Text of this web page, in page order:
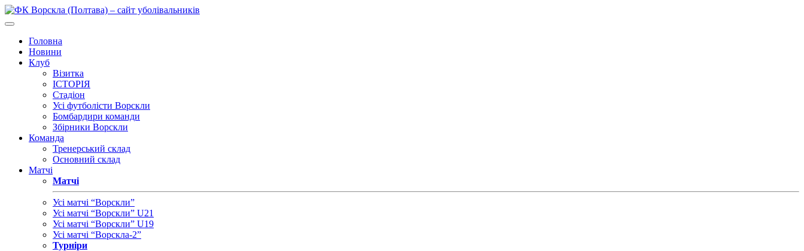
Головна
Новини
Клуб
Візитка
ІСТОРІЯ
Стадіон
Усі футболісти Ворскли
Бомбардири команди
Збірники Ворскли
Команда
Тренерський склад
Основний склад
Матчі
Матчі
Усі матчі “Ворскли”
Усі матчі “Ворскли” U21
Усі матчі “Ворскли” U19
Усі матчі “Ворскла-2”
Турніри